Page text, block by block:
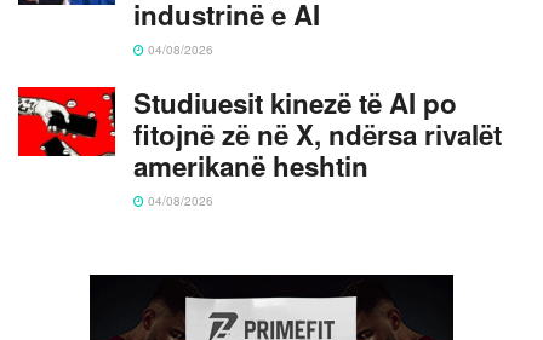
industrinë e AI
04/08/2026
Studiuesit kinezë të AI po
fitojnë zë në X, ndërsa rivalët
amerikanë heshtin
04/08/2026